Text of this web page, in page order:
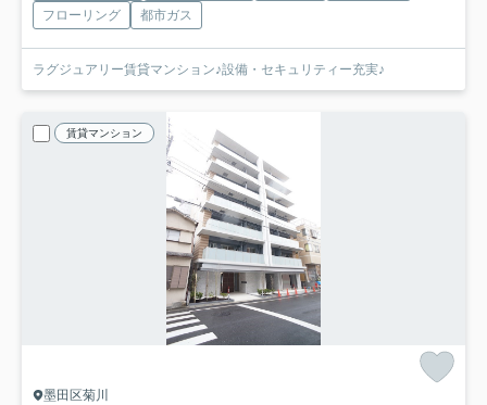
フローリング
都市ガス
ラグジュアリー賃貸マンション♪設備・セキュリティー充実♪
賃貸マンション
墨田区菊川